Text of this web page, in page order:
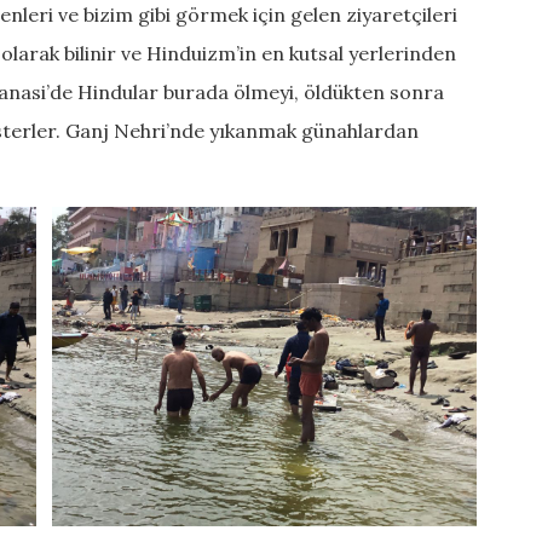
ve bizim gibi görmek için gelen ziyaretçileri
bilinir ve Hinduizm’in en kutsal yerlerinden
Hindular burada ölmeyi, öldükten sonra
Ganj Nehri’nde yıkanmak günahlardan